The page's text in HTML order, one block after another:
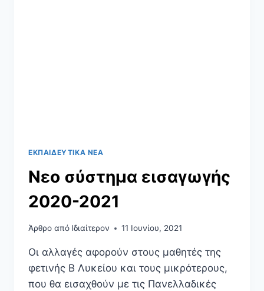
ΕΚΠΑΙΔΕΥΤΙΚΆ ΝΈΑ
Νεο σύστημα εισαγωγής
2020-2021
Άρθρο από Ιδιαίτερον 11 Ιουνίου, 2021
Οι αλλαγές αφορούν στους μαθητές της
φετινής Β Λυκείου και τους μικρότερους,
που θα εισαχθούν με τις Πανελλαδικές